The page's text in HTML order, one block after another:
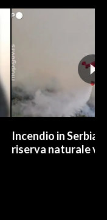
Incendio in Serbia,
riserva naturale